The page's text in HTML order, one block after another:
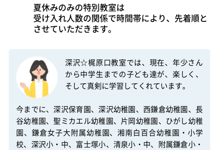
夏休みのみの特別教室は
受け入れ人数の関係で時間帯により、先着順と
させていただきます。
深沢☆梶原口教室では、現在、年少さん
から中学生までの子ども達が、楽しく、
そして真剣に学習してくれています。
今までに、深沢保育園、深沢幼稚園、西鎌倉幼稚園、長
谷幼稚園、聖ミカエル幼稚園、片岡幼稚園、ひがし幼稚
園、鎌倉女子大附属幼稚園、湘南白百合幼稚園・小学
校、深沢小・中、富士塚小、清泉小・中、附属鎌倉小・